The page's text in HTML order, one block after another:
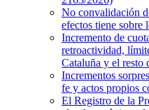
No convalidación
efectos tiene sobre
Incremento de
retroactividad,
Cataluña y el resto
Incrementos
fe y actos propios
El Registro de la